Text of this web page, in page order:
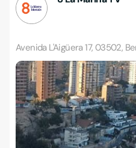
Avenida L'Aigüera 17, 03502,